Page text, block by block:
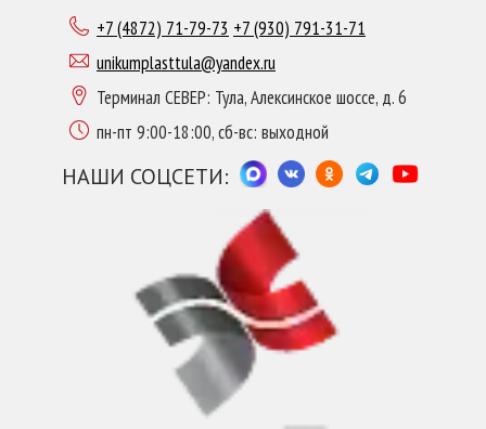
+7 (4872) 71-79-73 +7 (930) 791-31-71
unikumplasttula@yandex.ru
Терминал СЕВЕР: Тула, Алексинское шоссе, д. 6
пн-пт 9:00-18:00, сб-вс: выходной
НАШИ СОЦСЕТИ: